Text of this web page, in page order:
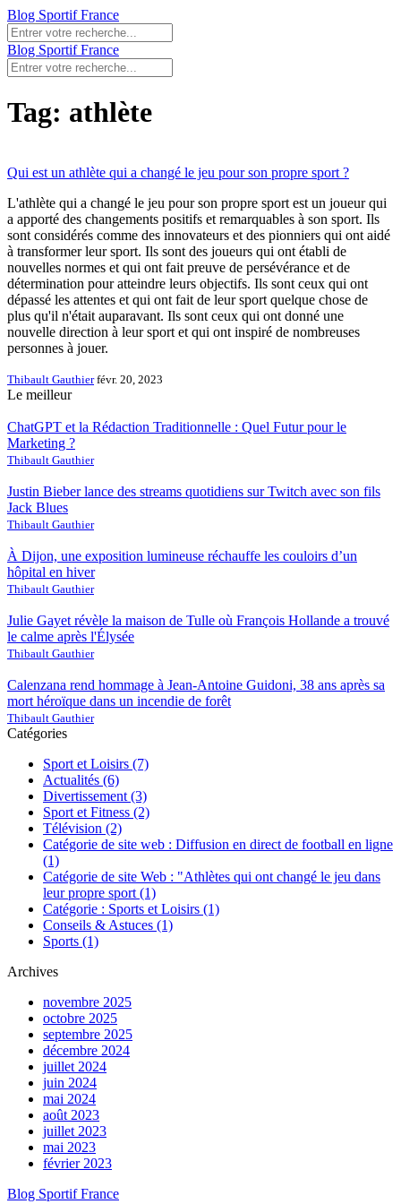
Blog Sportif France
Blog Sportif France
Tag: athlète
Qui est un athlète qui a changé le jeu pour son propre sport ?
L'athlète qui a changé le jeu pour son propre sport est un joueur qui
a apporté des changements positifs et remarquables à son sport. Ils
sont considérés comme des innovateurs et des pionniers qui ont aidé
à transformer leur sport. Ils sont des joueurs qui ont établi de
nouvelles normes et qui ont fait preuve de persévérance et de
détermination pour atteindre leurs objectifs. Ils sont ceux qui ont
dépassé les attentes et qui ont fait de leur sport quelque chose de
plus qu'il n'était auparavant. Ils sont ceux qui ont donné une
nouvelle direction à leur sport et qui ont inspiré de nombreuses
personnes à jouer.
Thibault Gauthier févr. 20, 2023
Le meilleur
ChatGPT et la Rédaction Traditionnelle : Quel Futur pour le
Marketing ?
Thibault Gauthier
Justin Bieber lance des streams quotidiens sur Twitch avec son fils
Jack Blues
Thibault Gauthier
À Dijon, une exposition lumineuse réchauffe les couloirs d’un
hôpital en hiver
Thibault Gauthier
Julie Gayet révèle la maison de Tulle où François Hollande a trouvé
le calme après l'Élysée
Thibault Gauthier
Calenzana rend hommage à Jean-Antoine Guidoni, 38 ans après sa
mort héroïque dans un incendie de forêt
Thibault Gauthier
Catégories
Sport et Loisirs (7)
Actualités (6)
Divertissement (3)
Sport et Fitness (2)
Télévision (2)
Catégorie de site web : Diffusion en direct de football en ligne
(1)
Catégorie de site Web : "Athlètes qui ont changé le jeu dans
leur propre sport (1)
Catégorie : Sports et Loisirs (1)
Conseils & Astuces (1)
Sports (1)
Archives
novembre 2025
octobre 2025
septembre 2025
décembre 2024
juillet 2024
juin 2024
mai 2024
août 2023
juillet 2023
mai 2023
février 2023
Blog Sportif France